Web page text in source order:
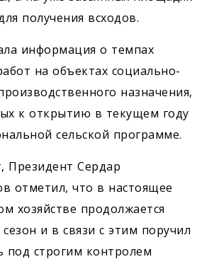
получения всходов.
информация о темпах
на объектах социально-
назначения,
к открытию в текущем году
сельской программе.
Президент Сердар
отметил, что в настоящее
хозяйстве продолжается
и в связи с этим поручил
под строгим контролем